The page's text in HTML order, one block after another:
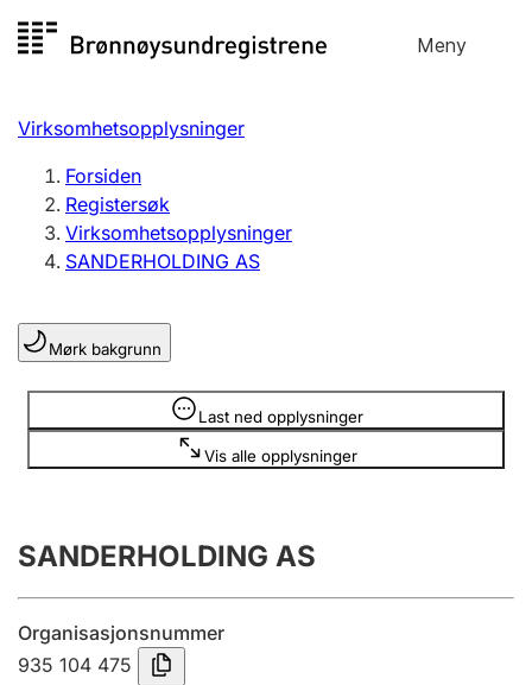
til
Meny
Registersøk
Aksjeselskap
Enkeltpersonforetak
Registrere, endre, slette
Lag og forening
Registrere, endre, slette
Innsending og forsinkelsesgebyr
Virksomhetsopplysninger
Forsiden
Registersøk
Virksomhetsopplysninger
SANDERHOLDING AS
Mørk bakgrunn
Last ned opplysninger
Vis alle opplysninger
Opplysninger er skjult
SANDERHOLDING AS
Organisasjonsnummer
935 104 475